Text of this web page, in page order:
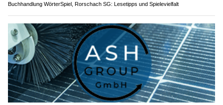
Buchhandlung WörterSpiel, Rorschach SG: Lesetipps und Spielevielfalt